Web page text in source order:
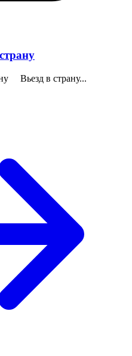
Вьезд в страну...